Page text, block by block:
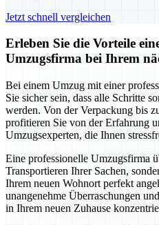
Jetzt schnell vergleichen
Erleben Sie die Vorteile
Umzugsfirma bei Ihrem
Bei einem Umzug mit einer
Sie sicher sein, dass alle Schritte
werden. Von der Verpackung bis
profitieren Sie von der Erfahrung
Umzugsexperten, die Ihnen
Eine professionelle Umzugsfirma
Transportieren Ihrer Sachen,
Ihrem neuen Wohnort perfekt
unangenehme Überraschungen
in Ihrem neuen Zuhause